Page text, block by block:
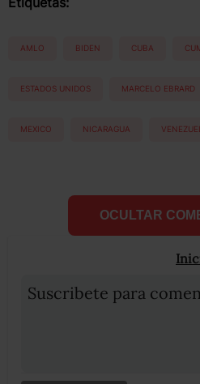
AMLO BIDEN CUBA
ESTADOS UNIDOS MARCELO EBRARD
MEXICO NICARAGUA
OCULTAR
Suscribete para